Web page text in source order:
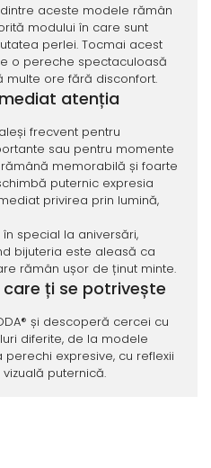
aceste modele rămân
modului în care sunt
perlei. Tocmai acest
o pereche spectaculoasă
ore fără disconfort.
atenția
frecvent pentru
sau pentru momente
memorabilă și foarte
puternic expresia
privirea prin lumină,
special la aniversări,
bijuteria este aleasă ca
rămân ușor de ținut minte.
ți se potrivește
și descoperă cercei cu
diferite, de la modele
expresive, cu reflexii
puternică.